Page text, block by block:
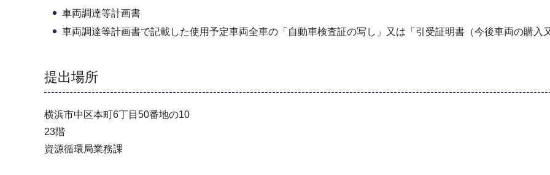
車両調達等計画書
車両調達等計画書で記載した使用予定車両全車の「自動車検査証の写し」又は「引受証明書（今後車両の購入
提出場所
横浜市中区本町6丁目50番地の10
23階
資源循環局業務課